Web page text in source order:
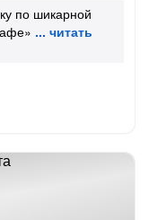
по шикарной